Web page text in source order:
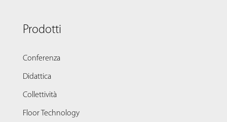
Prodotti
Conferenza
Didattica
Collettività
Floor Technology